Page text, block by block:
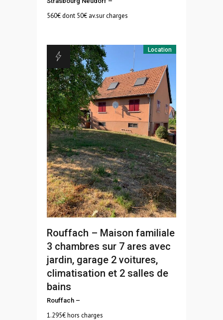
560€ dont 50€ av.sur charges
Location
Rouffach – Maison familiale
3 chambres sur 7 ares avec
jardin, garage 2 voitures,
climatisation et 2 salles de
bains
Rouffach –
1.295€ hors charges